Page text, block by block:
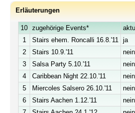
Erläuterungen
10 zugehörige Events*
1
Stairs ehem. Roncalli 16.8.'11 ja
2
Stairs 10.9.'11
nein
3
Salsa Party 5.10.'11
nein
4
Caribbean Night 22.10.'11
nein
5
Miercoles Salsero 26.10.'11
nein
6
Stairs Aachen 1.12.'11
nein